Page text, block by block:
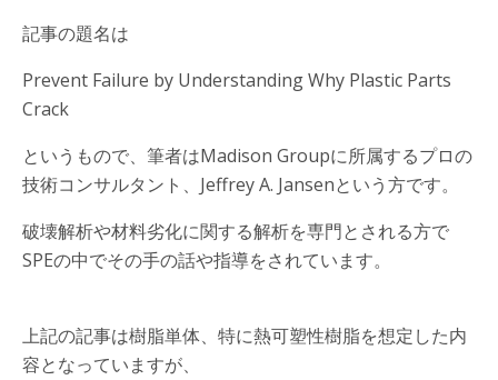
記事の題名は
Prevent Failure by Understanding Why Plastic Parts
Crack
というもので、筆者はMadison Groupに所属するプロの
技術コンサルタント、Jeffrey A. Jansenという方です。
破壊解析や材料劣化に関する解析を専門とされる方で
SPEの中でその手の話や指導をされています。
上記の記事は樹脂単体、特に熱可塑性樹脂を想定した内
容となっていますが、